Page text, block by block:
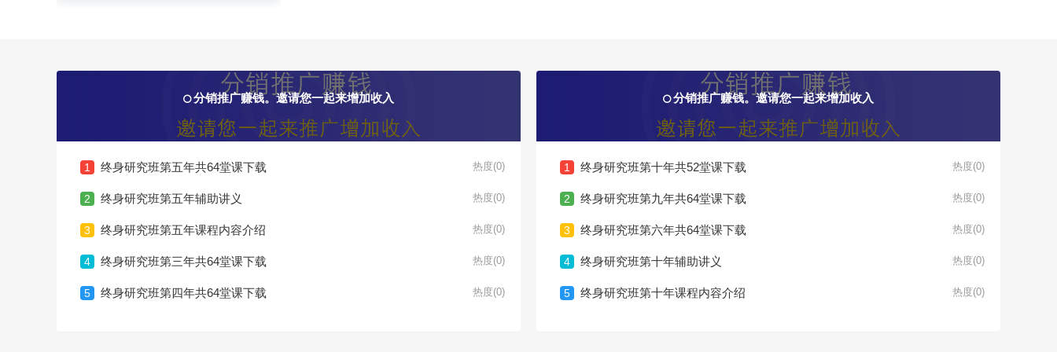
分销推广赚钱。邀请您一起来增加收入
1 终身研究班第五年共64堂课下载 热度(0)
2 终身研究班第五年辅助讲义 热度(0)
3 终身研究班第五年课程内容介绍 热度(0)
4 终身研究班第三年共64堂课下载 热度(0)
5 终身研究班第四年共64堂课下载 热度(0)
分销推广赚钱。邀请您一起来增加收入
1 终身研究班第十年共52堂课下载 热度(0)
2 终身研究班第九年共64堂课下载 热度(0)
3 终身研究班第六年共64堂课下载 热度(0)
4 终身研究班第十年辅助讲义 热度(0)
5 终身研究班第十年课程内容介绍 热度(0)